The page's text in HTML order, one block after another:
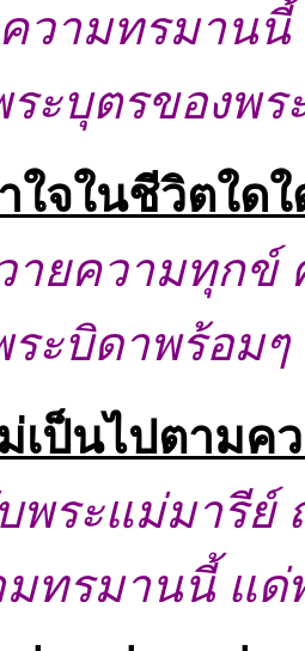
วามทรมานนี้
ะบุตรของพร
ใจในชีวิตใด
ายความทุกข์
ะบิดาพร้อม
เป็นไปตามค
พระแม่มารีย์
มทรมานนี้ แด่